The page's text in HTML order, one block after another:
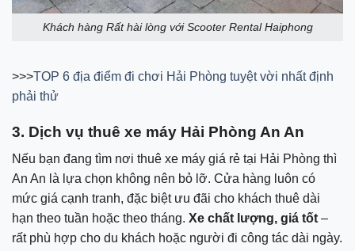
Khách hàng Rất hài lòng với Scooter Rental Haiphong
>>>TOP 6 địa điểm đi chơi Hải Phòng tuyệt vời nhất định
phải thử
3. Dịch vụ thuê xe máy Hải Phòng An An
Nếu bạn đang tìm nơi thuê xe máy giá rẻ tại Hải Phòng thì
An An là lựa chọn không nên bỏ lỡ. Cửa hàng luôn có
mức giá cạnh tranh, đặc biệt ưu đãi cho khách thuê dài
hạn theo tuần hoặc theo tháng. Xe chất lượng, giá tốt –
rất phù hợp cho du khách hoặc người đi công tác dài ngày.